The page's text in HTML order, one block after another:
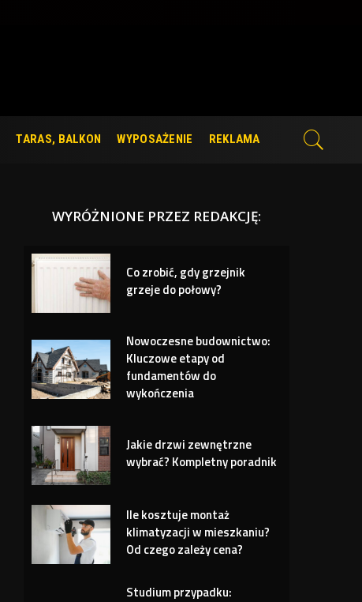
TARAS, BALKON WYPOSAŻENIE REKLAMA
WYRÓŻNIONE PRZEZ REDAKCJĘ:
Co zrobić, gdy grzejnik
grzeje do połowy?
Nowoczesne budownictwo:
Kluczowe etapy od
fundamentów do
wykończenia
Jakie drzwi zewnętrzne
wybrać? Kompletny poradnik
Ile kosztuje montaż
klimatyzacji w mieszkaniu?
Od czego zależy cena?
Studium przypadku: